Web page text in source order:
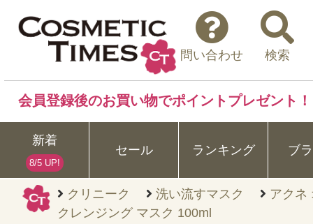
クリニーク 洗い流すマスク
アクネ
クレンジング マスク 100ml
問い合わせ 検索
会員登録後のお買い物でポイントプレゼント！
新着
8/5 UP!
セール ランキング ブ